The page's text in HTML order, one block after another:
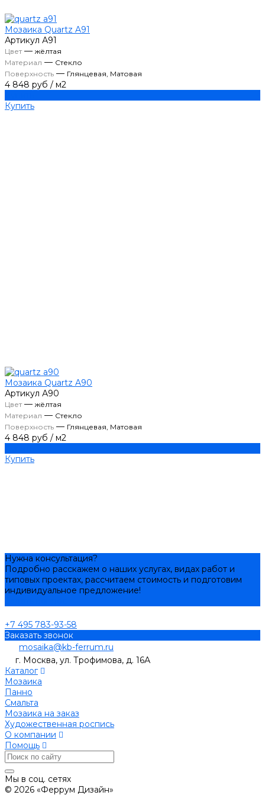
Мозаика Quartz A91
Артикул А91
Цвет— жёлтая
Материал — Стекло
Поверхность — Глянцевая, Матовая
4 848 руб / м2
Купить
Мозаика Quartz A90
Артикул А90
Цвет— жёлтая
Материал — Стекло
Поверхность — Глянцевая, Матовая
4 848 руб / м2
Купить
Нужна консультация?
Подробно расскажем о наших услугах, видах работ и
типовых проектах, рассчитаем стоимость и подготовим
индивидуальное предложение!
+7 495 783-93-58
Заказать звонок
mosaika@kb-ferrum.ru
г. Москва, ул. Трофимова, д. 16А
Каталог
Мозаика
Панно
Смальта
Мозаика на заказ
Художественная роспись
О компании
Помощь
Мы в соц. сетях
© 2026 «Феррум Дизайн»